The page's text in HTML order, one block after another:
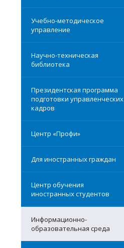
Учебно-методическое
управление
Научно-техническая
библиотека
Президентская программа
подготовки управленческих
кадров
Центр «Профи»
Для иностранных граждан
Центр обучения
иностранных студентов
Информационно-
образовательная среда